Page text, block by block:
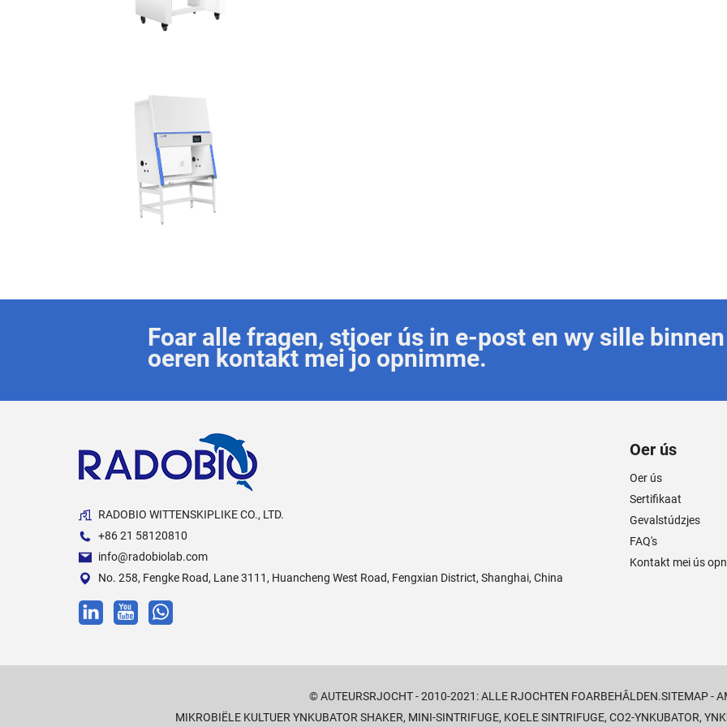
Foar alle fragen, stjoer ús in e-post en wy sille
oeren kontakt mei jo opnimme.
RADOBIO WITTENSKIPLIKE CO., LTD.
+86 21 58120810
info@radobiolab.com
No. 258, Fengke Road, Lane 3111, Huancheng West Road, Fengxian District, Shanghai, China
Oer ús
Oer ús
Sertifikaat
Gevalstúdzjes
FAQ's
Kontakt mei ús
© AUTEURSRJOCHT - 2010-2021: ALLE RJOCHTEN FOARBEHÂLDEN.SITEMAP-
MIKROBIËLE KULTUER YNKUBATOR SHAKER, MINI-SINTRIFUGE, KOELE SINTRIFUGE, CO2-YNKUBATOR,